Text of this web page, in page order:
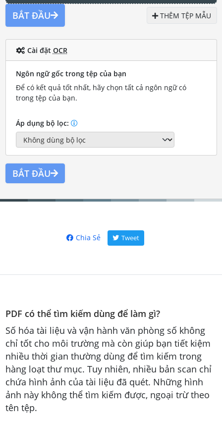
BẮT ĐẦU THÊM TỆP MẪU
Cài đặt OCR
Ngôn ngữ gốc trong tệp của bạn
Để có kết quả tốt nhất, hãy chọn tất cả ngôn ngữ có
trong tệp của bạn.
Áp dụng bộ lọc:
BẮT ĐẦU
Chia Sẻ Tweet
PDF có thể tìm kiếm dùng để làm gì?
Số hóa tài liệu và vận hành văn phòng số không
chỉ tốt cho môi trường mà còn giúp bạn tiết kiệm
nhiều thời gian thường dùng để tìm kiếm trong
hàng loạt thư mục. Tuy nhiên, nhiều bản scan chỉ
chứa hình ảnh của tài liệu đã quét. Những hình
ảnh này không thể tìm kiếm được, ngoại trừ theo
tên tệp.